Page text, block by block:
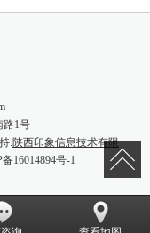
路1号
:陕西印象信息技术有限
备16014894号-1